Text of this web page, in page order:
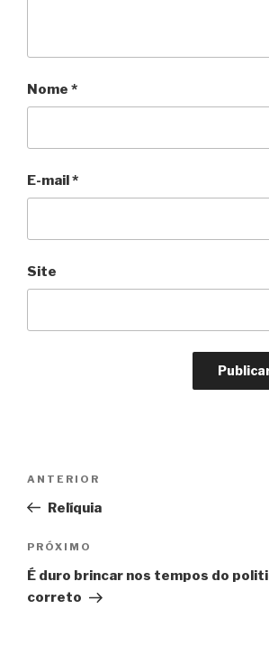
Nome *
E-mail*
Site
Post
Anterior
ANTERIOR
Relíquia
Próximo
PRÓXIMO
É duro brincar nos tempos do
correto